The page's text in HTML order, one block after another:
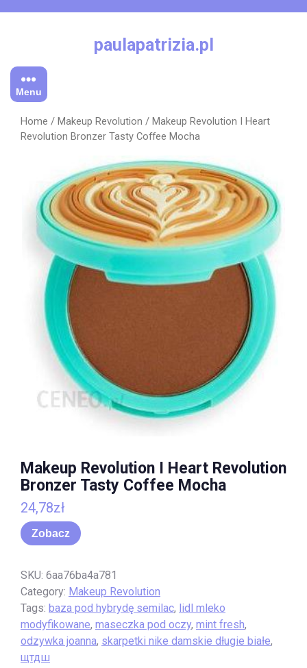
paulapatrizia.pl
Menu
Home / Makeup Revolution / Makeup Revolution I Heart
Revolution Bronzer Tasty Coffee Mocha
Makeup Revolution I Heart Revolution
Bronzer Tasty Coffee Mocha
24,78zł
Zobacz
SKU: 6aa76ba4a781
Category: Makeup Revolution
Tags: baza pod hybrydę semilac, lidl mleko
modyfikowane, maseczka pod oczy, mint fresh,
odzywka joanna, skarpetki nike damskie długie białe,
щтдш